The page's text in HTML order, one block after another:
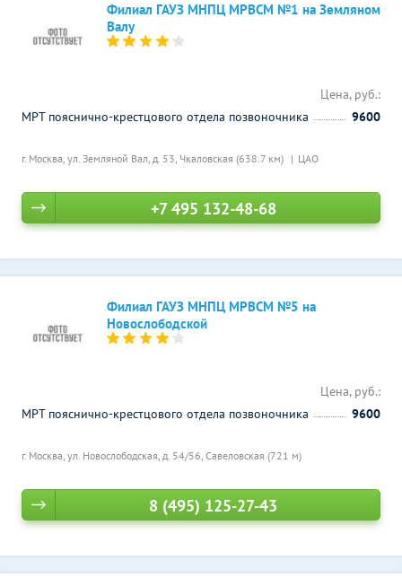
Филиал ГАУЗ МНПЦ МРВСМ №1 на Земляном
Валу
г. Москва, ул. Земляной Вал, д. 53, Чкаловская (638.7 км) ЦАО
Цена, руб.:
МРТ пояснично-крестцового отдела позвоночника
9600
+7 495 132-48-68
Филиал ГАУЗ МНПЦ МРВСМ №5 на
Новослободской
г. Москва, ул. Новослободская, д. 54/56, Савеловская (721 м)
Цена, руб.:
МРТ пояснично-крестцового отдела позвоночника
9600
8 (495) 125-27-43